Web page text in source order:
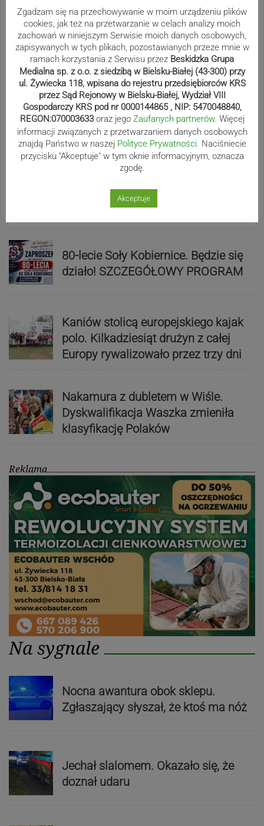
Sport
Mistrzowie świata z MCK Żywiec!
ZDJĘCIA
Bracia Szejowie ruszają po kolejne
punkty. Liderzy mistrzostw
wystartują w Rajdzie Rzeszowskim
80-lecie Soły Kobiernice. Będzie się
działo! SZCZEGÓŁOWY PROGRAM
Kaniów stolicą europejskiego kajak
polo. Kilkadziesiąt drużyn z całej
Europy rywalizowało przez trzy dni
Nakamura z dubletem w Wiśle.
Dyskwalifikacja Waszka zmieniła
klasyfikację Polaków
Reklama
Na sygnale
Nocna awantura obok sklepu.
Zgłaszający słyszał, że ktoś ma nóż
Jechał slalomem. Okazało się, że
doznał udaru
Zgadzam się na przechowywanie w moim urządzeniu plików
cookies, jak też na przetwarzanie w celach analizy moich
zachowań w niniejszym Serwisie moich danych osobowych,
zapisywanych w tych plikach, pozostawianych przeze mnie w
ramach korzystania z Serwisu przez Beskidzka Grupa
Medialna sp. z o.o. z siedzibą w Bielsku-Białej (43-300) przy
ul. Żywiecka 118, wpisana do rejestru przedsiębiorców KRS
przez Sąd Rejonowy w Bielsku-Białej, Wydział VIII
Gospodarczy KRS pod nr 0000144865 , NIP: 5470048840,
REGON:070003633 oraz jego Zaufanych partnerów. Więcej
informacji związanych z przetwarzaniem danych osobowych
znajdą Państwo w naszej Polityce Prywatności. Naciśniecie
przycisku "Akceptuje" w tym oknie informacyjnym, oznacza
zgodę.
Akceptuje